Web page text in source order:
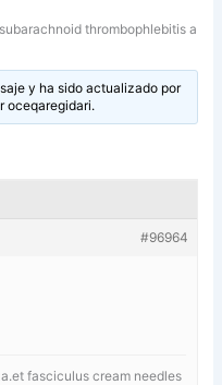
thrombophlebitis a
y ha sido actualizado por
oceqaregidari.
#96964
fasciculus cream needles